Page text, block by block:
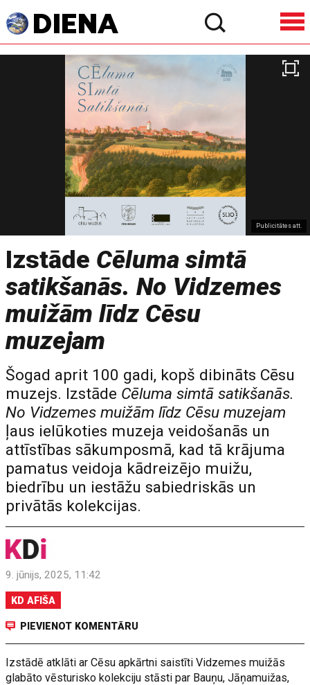
Publicitātes att.
Izstāde Cēluma simtā
satikšanās. No Vidzemes
muižām līdz Cēsu
muzejam
Šogad aprit 100 gadi, kopš dibināts Cēsu
muzejs. Izstāde Cēluma simtā satikšanās.
No Vidzemes muižām līdz Cēsu muzejam
ļaus ielūkoties muzeja veidošanās un
attīstības sākumposmā, kad tā krājuma
pamatus veidoja kādreizējo muižu,
biedrību un iestāžu sabiedriskās un
privātās kolekcijas.
9. jūnijs, 2025, 11:42
KD AFIŠA
PIEVIENOT KOMENTĀRU
Izstādē atklāti ar Cēsu apkārtni saistīti Vidzemes muižās
glabāto vēsturisko kolekciju stāsti par Bauņu, Jāņamuižas,